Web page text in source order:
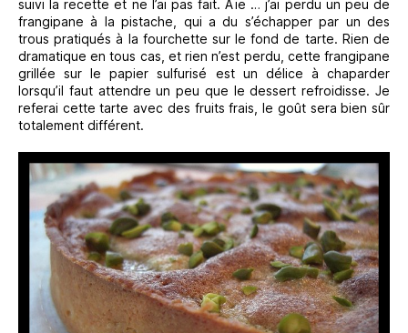
suivi la recette et ne l’ai pas fait. Aïe … j’ai perdu un peu de
frangipane à la pistache, qui a du s’échapper par un des
trous pratiqués à la fourchette sur le fond de tarte. Rien de
dramatique en tous cas, et rien n’est perdu, cette frangipane
grillée sur le papier sulfurisé est un délice à chaparder
lorsqu’il faut attendre un peu que le dessert refroidisse. Je
referai cette tarte avec des fruits frais, le goût sera bien sûr
totalement différent.